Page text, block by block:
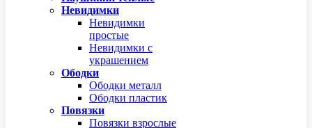
Невидимки
Невидимки
простые
Невидимки с
украшением
Ободки
Ободки металл
Ободки пластик
Повязки
Повязки взрослые